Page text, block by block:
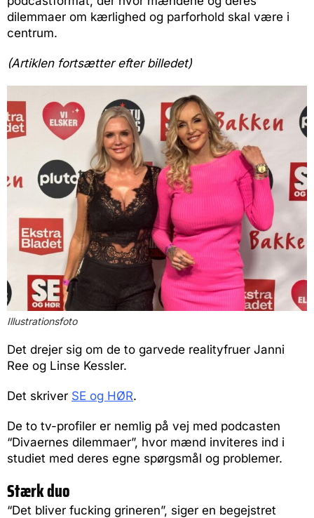
dilemmaer om kærlighed og parforhold skal være i
centrum.
(Artiklen fortsætter efter billedet)
Illustrationsfoto
Det drejer sig om de to garvede realityfruer Janni
Ree og Linse Kessler.
Det skriver SE og HØR.
De to tv-profiler er nemlig på vej med podcasten
“Divaernes dilemmaer”, hvor mænd inviteres ind i
studiet med deres egne spørgsmål og problemer.
Stærk duo
“Det bliver fucking grineren”, siger en begejstret